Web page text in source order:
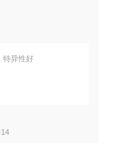
特异性好
生长因子、基质金属